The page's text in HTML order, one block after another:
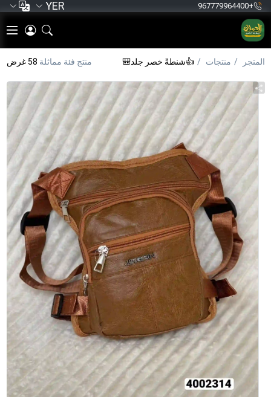
+967779964400
YER
المتجر منتجات 👍شنطةً خصر جلد🎒 منتج فئة مماثلة 58 غرض